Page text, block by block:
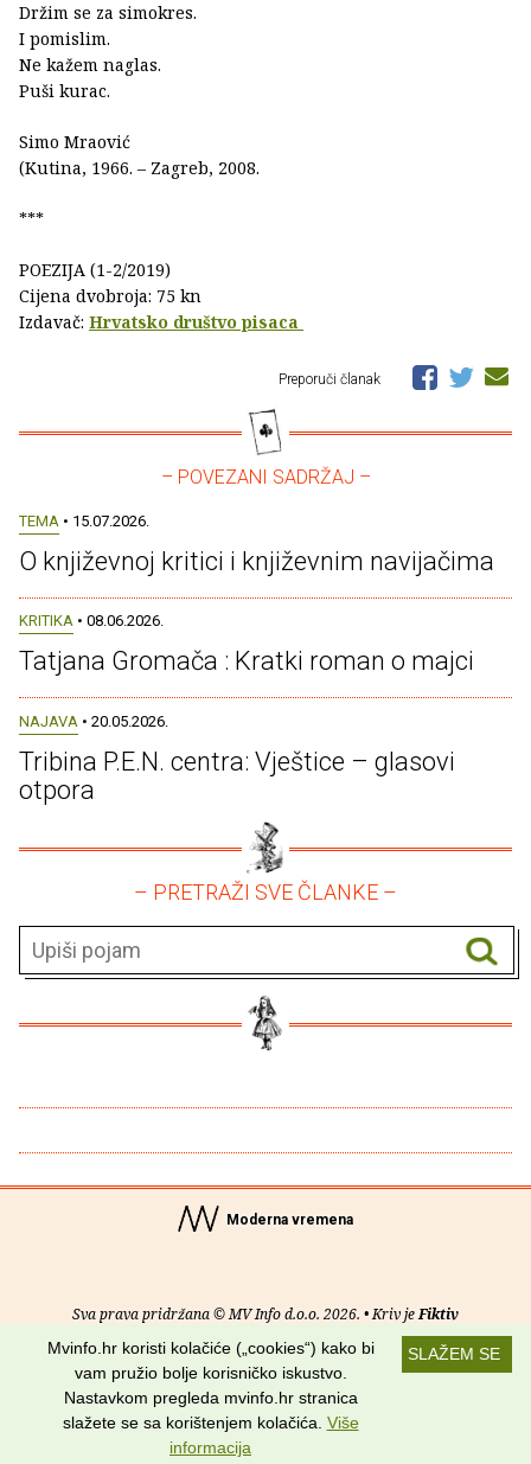
Držim se za simokres.
I pomislim.
Ne kažem naglas.
Puši kurac.
Simo Mraović
(Kutina, 1966. – Zagreb, 2008.
***
POEZIJA (1-2/2019)
Cijena dvobroja: 75 kn
Izdavač: Hrvatsko društvo pisaca
Preporuči članak
– POVEZANI SADRŽAJ –
TEMA • 15.07.2026.
O književnoj kritici i književnim navijačima
KRITIKA • 08.06.2026.
Tatjana Gromača : Kratki roman o majci
NAJAVA • 20.05.2026.
Tribina P.E.N. centra: Vještice – glasovi
otpora
– PRETRAŽI SVE ČLANKE –
Moderna vremena
Sva prava pridržana © MV Info d.o.o. 2026. • Kriv jeFiktiv
Uvjeti korištenja RSS kanali
Potraži nas na:
SLAŽEM SE
Mvinfo.hr koristi kolačiće („cookies“) kako bi
vam pružio bolje korisničko iskustvo.
Nastavkom pregleda mvinfo.hr stranica
slažete se sa korištenjem kolačića. Više
informacija